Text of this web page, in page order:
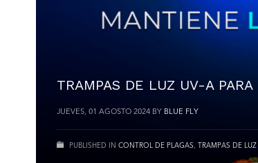
TRAMPAS DE LUZ UV-A
JUEVES, 01 AGOSTO 2024 BY BLUE FLY
PUBLISHED IN CONTROL DE PLAGAS , TRAMPAS DE LUZ